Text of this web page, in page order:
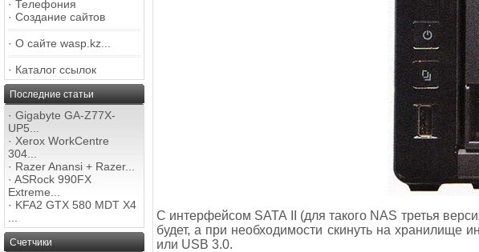
· Телефония
· Создание сайтов
· О сайте wasp.kz...
· Каталог ссылок
Последние статьи
· Gigabyte GA-Z77X-
UP5...
· Xerox WorkCentre
304...
· Razer Anansi + Razer...
· ASRock 990FX
Extreme...
· KFA2 GTX 580 MDT X4
Счетчики
С интерфейсом SATA II (для такого NAS третья
будет, а при необходимости скинуть на хранилище
или USB 3.0.